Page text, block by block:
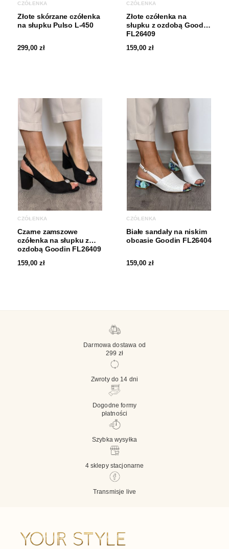
CZÓŁENKA
Złote skórzane czółenka
na słupku Pulso L-450
299,00zł
CZÓŁENKA
Złote czółenka na
słupku z ozdobą Goodin
FL26409
159,00zł
CZÓŁENKA
Czarne zamszowe
czółenka na słupku z
ozdobą Goodin FL26409
159,00zł
CZÓŁENKA
Białe sandały na niskim
obcasie Goodin FL26404
159,00zł
Darmowa dostawa od
299 zł
Zwroty do 14 dni
Dogodne formy
płatności
Szybka wysyłka
4 sklepy stacjonarne
Transmisje live